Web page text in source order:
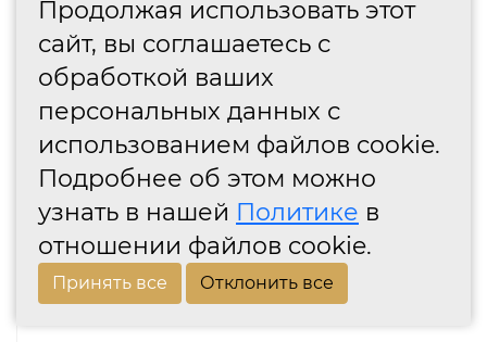
Продолжая использовать этот
сайт, вы соглашаетесь с
обработкой ваших
персональных данных с
использованием файлов cookie.
Подробнее об этом можно
узнать в нашей Политике в
отношении файлов cookie.
Принять все Отклонить все